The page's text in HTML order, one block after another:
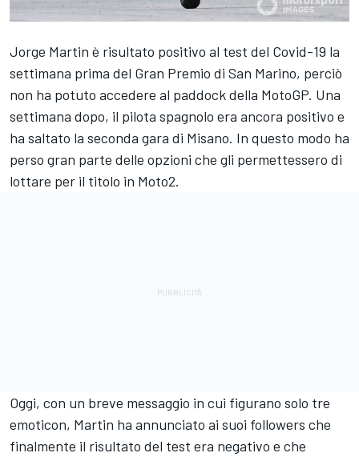
Jorge Martin è risultato positivo al test del Covid-19 la
settimana prima del Gran Premio di San Marino, perciò
non ha potuto accedere al paddock della MotoGP. Una
settimana dopo, il pilota spagnolo era ancora positivo e
ha saltato la seconda gara di Misano. In questo modo ha
perso gran parte delle opzioni che gli permettessero di
lottare per il titolo in Moto2.
Oggi, con un breve messaggio in cui figurano solo tre
emoticon, Martin ha annunciato ai suoi followers che
finalmente il risultato del test era negativo e che